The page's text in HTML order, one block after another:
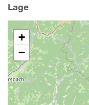
Das Badezimmer ist mit
Toilette ausgestattet,
vielen Badezimmern
Hinweis für
Generell dürfen Sie
ihn ggf. gerne direkt bei
Lage
+
−